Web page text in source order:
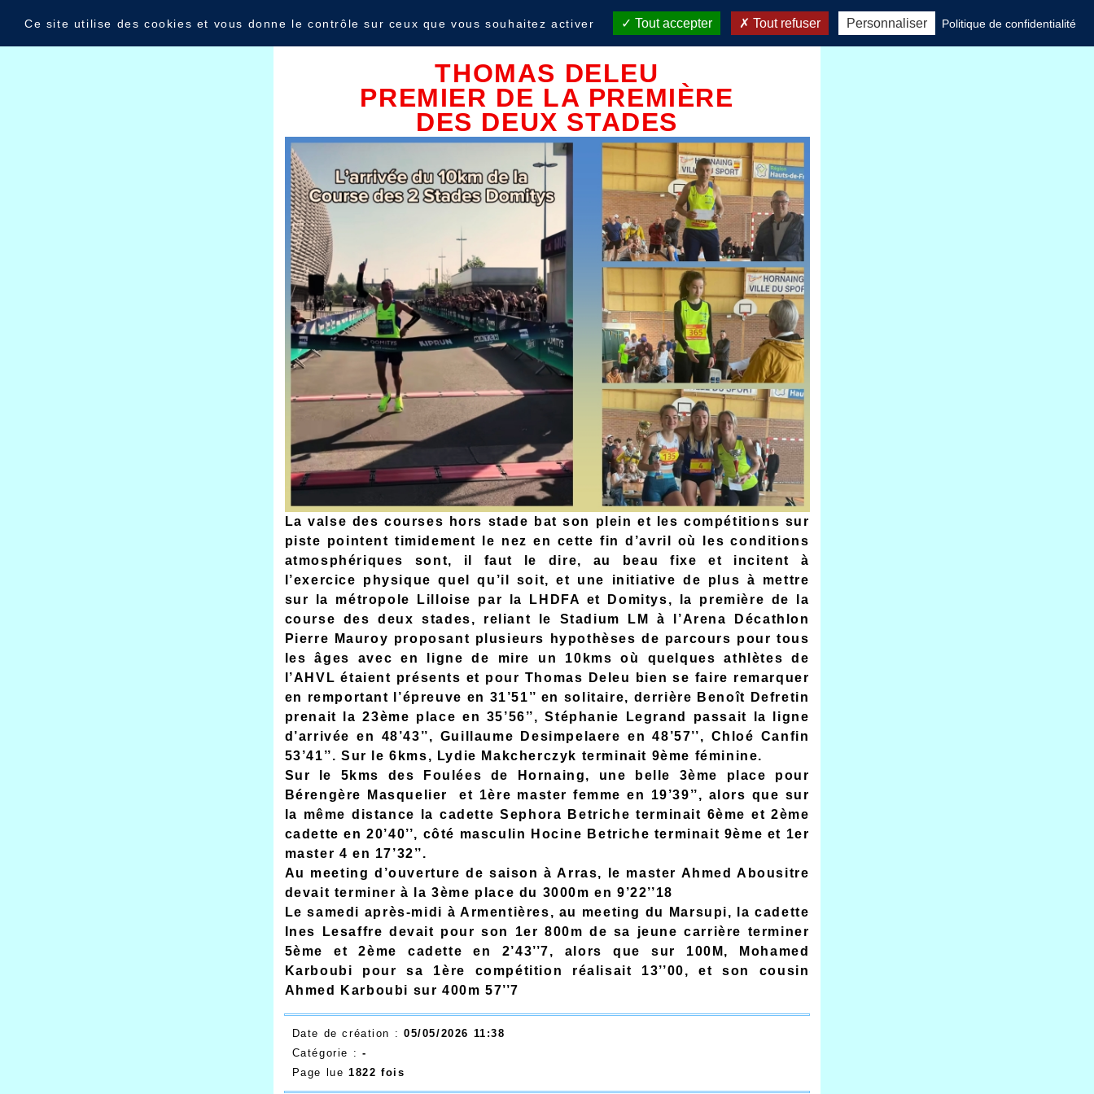
Deux stade Hornaing Arras Armentières
THOMAS DELEU
PREMIER DE LA PREMIÈRE
DES DEUX STADES
La valse des courses hors stade bat son plein et les compétitions sur
piste pointent timidement le nez en cette fin d’avril où les conditions
atmosphériques sont, il faut le dire, au beau fixe et incitent à
l’exercice physique quel qu’il soit, et une initiative de plus à mettre
sur la métropole Lilloise par la LHDFA et Domitys, la première de la
course des deux stades, reliant le Stadium LM à l’Arena Décathlon
Pierre Mauroy proposant plusieurs hypothèses de parcours pour tous
les âges avec en ligne de mire un 10kms où quelques athlètes de
l’AHVL étaient présents et pour Thomas Deleu bien se faire remarquer
en remportant l’épreuve en 31’51’’ en solitaire, derrière Benoît Defretin
prenait la 23ème place en 35’56’’, Stéphanie Legrand passait la ligne
d’arrivée en 48’43’’, Guillaume Desimpelaere en 48’57’’, Chloé Canfin
53’41’’. Sur le 6kms, Lydie Makcherczyk terminait 9ème féminine.
Sur le 5kms des Foulées de Hornaing, une belle 3ème place pour
Bérengère Masquelier et 1ère master femme en 19’39’’, alors que sur
la même distance la cadette Sephora Betriche terminait 6ème et 2ème
cadette en 20’40’’, côté masculin Hocine Betriche terminait 9ème et 1er
master 4 en 17’32’’.
Au meeting d’ouverture de saison à Arras, le master Ahmed Abousitre
devait terminer à la 3ème place du 3000m en 9’22’’18
Le samedi après-midi à Armentières, au meeting du Marsupi, la cadette
Ines Lesaffre devait pour son 1er 800m de sa jeune carrière terminer
5ème et 2ème cadette en 2’43’’7, alors que sur 100M, Mohamed
Karboubi pour sa 1ère compétition réalisait 13’’00, et son cousin
Ahmed Karboubi sur 400m 57’’7
Date de création : 05/05/2026 11:38
Catégorie : -
Page lue 1822 fois
Ce site utilise des cookies et vous donne le contrôle sur ceux que vous souhaitez activer Tout accepter Tout refuser Personnaliser Politique de confidentialité